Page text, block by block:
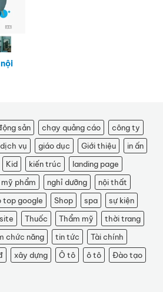
sản chạy quảng cáo
công ty
dịch vụ giáo dục Giới thiệu
in ấn
Kid kiến trúc
landing page
mỹ phẩm nghỉ dưỡng
nội thất
top google Shop spa
sự kiện
Thuốc Thẩm mỹ
thời trang
chức năng tin tức
Tài chính
xây dựng Ô tô ô tô
Đào tạo